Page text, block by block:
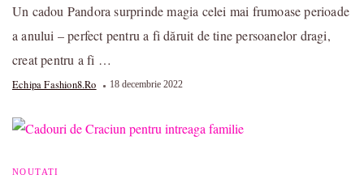
Un cadou Pandora surprinde magia celei mai frumoase perioade
a anului – perfect pentru a fi dăruit de tine persoanelor dragi,
creat pentru a fi …
Echipa Fashion8.ro 18 decembrie 2022
NOUTATI